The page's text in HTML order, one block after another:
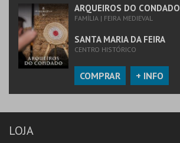
ARQUEIROS DO CONDADO
FAMÍLIA | FEIRA MEDIEVAL
SANTA MARIA DA FEIRA
CENTRO HISTÓRICO
COMPRAR + INFO
LOJA